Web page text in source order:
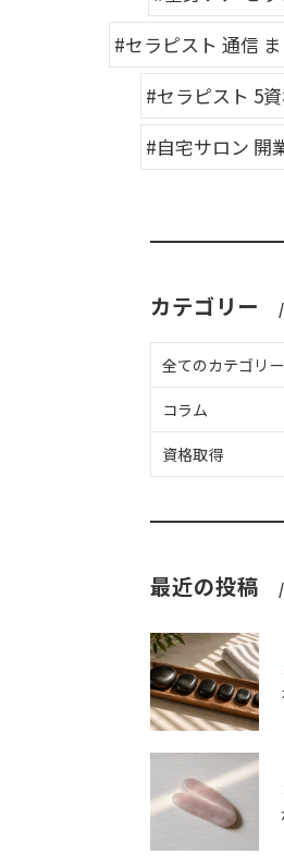
#セラピスト 通信
#セラピスト 5
#自宅サロン 開
カテゴリー
全てのカテゴリー
コラム
資格取得
最近の投稿